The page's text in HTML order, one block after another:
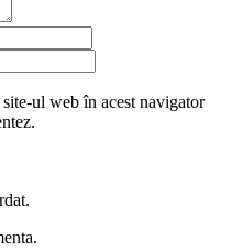
ul web în acest navigator